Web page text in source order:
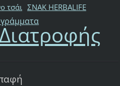
τσάι ΣΝΑΚ HERBALIFE